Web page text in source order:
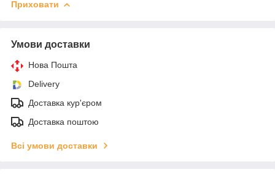
Приховати
Умови доставки
Нова Пошта
Delivery
Доставка кур'єром
Доставка поштою
Всі умови доставки